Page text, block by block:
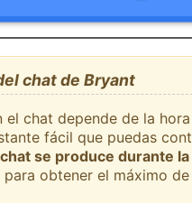
chat de Bryant
el chat depende de la
fácil que puedas
se produce durante
obtener el máximo